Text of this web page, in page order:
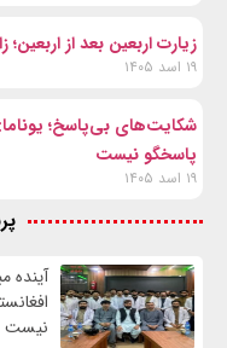
زیارت اربعین بعد از
۱۹ اسد ۱۴۰۵
شکایت‌های بی‌پاسخ؛ یوناما:
پاسخگو نیست
۱۹ اسد ۱۴۰۵
آینده
نیست